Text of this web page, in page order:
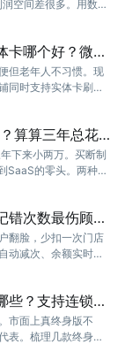
空间差很多。用数据
卡哪个好？微信
但老年人不习惯。现
时支持实体卡刷卡
算算三年总花
下来小两万。买断制
的零头。两种模
断更划算。
错次数最伤顾客
翻脸，少扣一次门店
动减次、余额实时可
些？支持连锁的
市面上真终身版不
表。梳理几款终身版